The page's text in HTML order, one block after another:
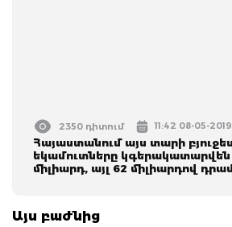
2350 դիտում 11:42 08-05-2019
Հայաստանում այս տարի
եկամուտները կգերակատարվեն
միլիարդ, այլ 62 միլիարդով
Այս բաժնից